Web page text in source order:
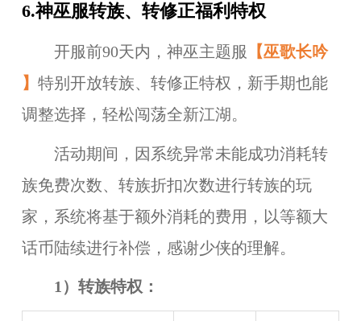
6.神巫服转族、转修正福利特权
开服前90天内，神巫主题服 【巫歌长吟
】 特别开放转族、转修正特权，新手期也能
调整选择，轻松闯荡全新江湖。
活动期间，因系统异常未能成功消耗转
族免费次数、转族折扣次数进行转族的玩
家，系统将基于额外消耗的费用，以等额大
话币陆续进行补偿，感谢少侠的理解。
1） 转族特权：